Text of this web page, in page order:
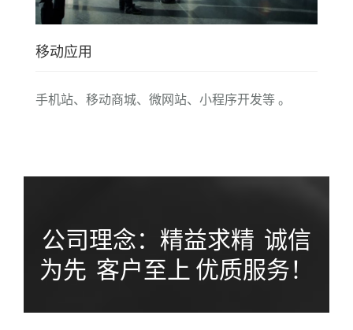
移动应用
手机站、移动商城、微网站、小程序开发等 。
公司理念：精益求精 诚信
为先 客户至上 优质服务！